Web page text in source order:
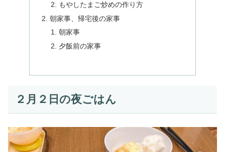
もやしたまご炒めの作り方
朝家事、帰宅後の家事
朝家事
夕飯前の家事
２月２日の夜ごはん